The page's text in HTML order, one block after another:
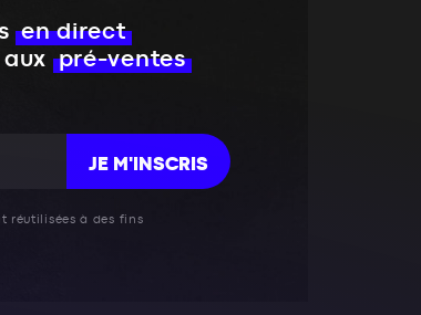
en direct
pré-ventes
JE M'INSCRIS
réutilisées à des fins